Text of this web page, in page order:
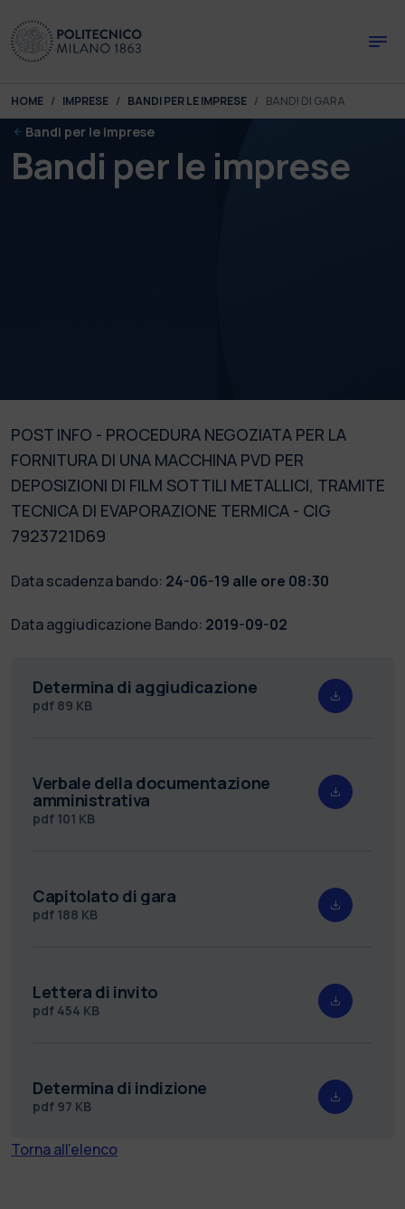
You are here:
HOME IMPRESE BANDI PER LE IMPRESE BANDI DI GARA
Bandi per le imprese
Bandi per le imprese
POST INFO - PROCEDURA NEGOZIATA PER LA
FORNITURA DI UNA MACCHINA PVD PER
DEPOSIZIONI DI FILM SOTTILI METALLICI, TRAMITE
TECNICA DI EVAPORAZIONE TERMICA - CIG
7923721D69
Data scadenza bando: 24-06-19 alle ore 08:30
Data aggiudicazione Bando: 2019-09-02
Determina di aggiudicazione
pdf 89 KB
Verbale della documentazione
amministrativa
pdf 101 KB
Capitolato di gara
pdf 188 KB
Lettera di invito
pdf 454 KB
Determina di indizione
pdf 97 KB
Torna all'elenco